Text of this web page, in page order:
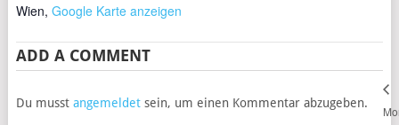
Wien, Google Karte anzeigen
ADD A COMMENT
Du musst angemeldetsein, um einen Kommentar abzugeben.